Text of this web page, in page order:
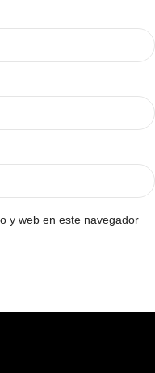
y web en este navegador